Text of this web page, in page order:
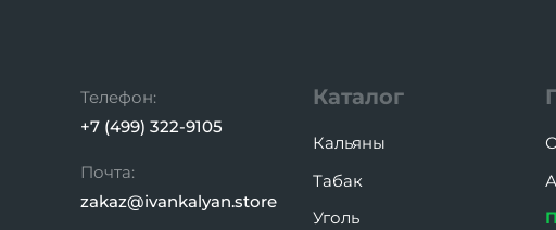
Телефон:
+7 (499) 322-9105
Почта:
zakaz@ivankalyan.store
Каталог
Кальяны
Табак
Уголь